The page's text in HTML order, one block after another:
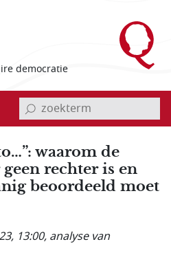
democratie
invoerveld zoekterm
waarom de
rechter is en
beoordeeld moet
13:00, analyse van